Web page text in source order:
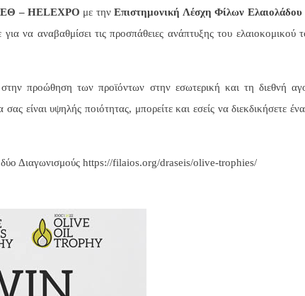
– HELEXPO με τηνΕπιστημονική Λέσχη Φίλων
να αναβαθμίσει τις προσπάθειες ανάπτυξης του ελαιοκομικού
προώθηση των προϊόντων στην εσωτερική και τη διεθνή
είναι υψηλής ποιότητας, μπορείτε και εσείς να διεκδικήσετε
δύο Διαγωνισμούς https://filaios.org/draseis/olive-trophies/